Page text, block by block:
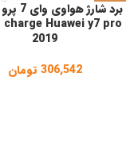
Huawei y7 pro
2019
306,542 تومان